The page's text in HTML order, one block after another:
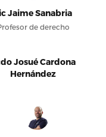
Jaime Sanabria
de derecho
Josué Cardona
Hernández